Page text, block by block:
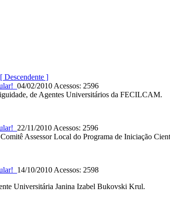
[ Descendente ]
04/02/2010 Acessos: 2596
de Agentes Universitários da FECILCAM.
22/11/2010 Acessos: 2596
Assessor Local do Programa de Iniciação
14/10/2010 Acessos: 2598
Universitária Janina Izabel Bukovski Krul.